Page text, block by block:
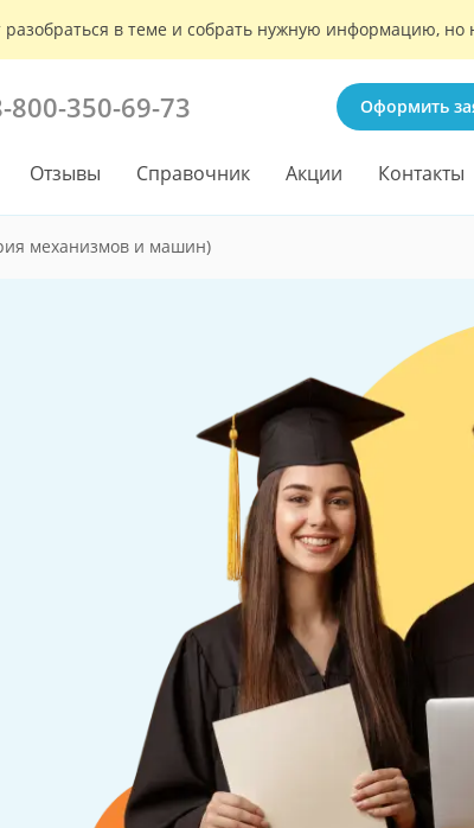
в теме и собрать нужную информацию,
800-350-69-73 Оформить
Отзывы Справочник Акции Контакты
механизмов и машин)